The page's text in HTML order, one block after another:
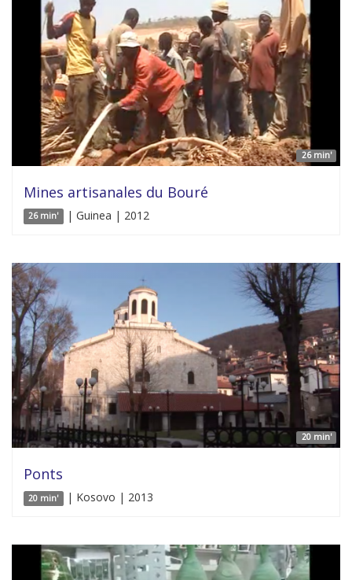
26 min'
Mines artisanales du Bouré
26 min' | Guinea | 2012
20 min'
Ponts
20 min' | Kosovo | 2013